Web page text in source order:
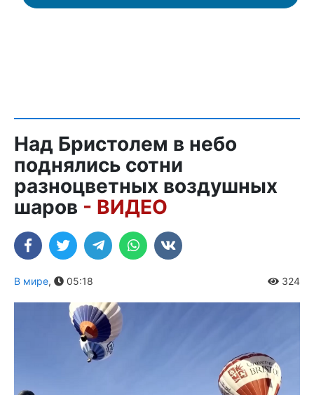
Над Бристолем в небо
поднялись сотни
разноцветных воздушных
шаров - ВИДЕО
В мире, 05:18 324